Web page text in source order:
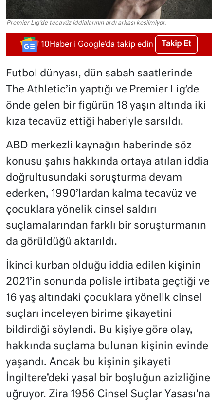
Premier Lig'de tecavüz iddialarının ardı arkası kesilmiyor.
10Haber'i Google'da takip edin Takip Et
Futbol dünyası, dün sabah saatlerinde
The Athletic’in yaptığı ve Premier Lig’de
önde gelen bir figürün 18 yaşın altında iki
kıza tecavüz ettiği haberiyle sarsıldı.
ABD merkezli kaynağın haberinde söz
konusu şahıs hakkında ortaya atılan iddia
doğrultusundaki soruşturma devam
ederken, 1990’lardan kalma tecavüz ve
çocuklara yönelik cinsel saldırı
suçlamalarından farklı bir soruşturmanın
da görüldüğü aktarıldı.
İkinci kurban olduğu iddia edilen kişinin
2021’in sonunda polisle irtibata geçtiği ve
16 yaş altındaki çocuklara yönelik cinsel
suçları inceleyen birime şikayetini
bildirdiği söylendi. Bu kişiye göre olay,
hakkında suçlama bulunan kişinin evinde
yaşandı. Ancak bu kişinin şikayeti
İngiltere’deki yasal bir boşluğun azizliğine
uğruyor. Zira 1956 Cinsel Suçlar Yasası’na